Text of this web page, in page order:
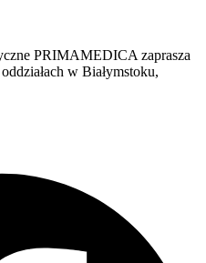
PRIMAMEDICA zaprasza
w Białymstoku,